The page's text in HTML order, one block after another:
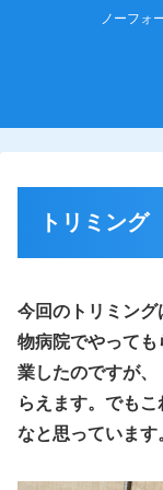
ノーフォ
トリミング
今回のトリミン
物病院でやって
業したのですが
らえます。でも
なと思っています